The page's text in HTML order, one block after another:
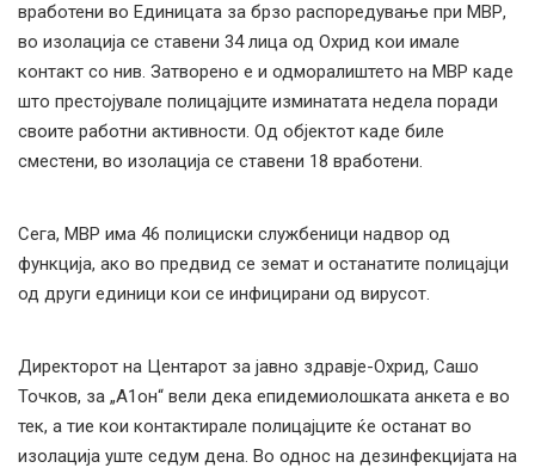
вработени во Единицата за брзо распоредување при МВР,
во изолација се ставени 34 лица од Охрид кои имале
контакт со нив. Затворено е и одморалиштето на МВР каде
што престојувале полицајците изминатата недела поради
своите работни активности. Од објектот каде биле
сместени, во изолација се ставени 18 вработени.
Сега, МВР има 46 полициски службеници надвор од
функција, ако во предвид се земат и останатите полицајци
од други единици кои се инфицирани од вирусот.
Директорот на Центарот за јавно здравје-Охрид, Сашо
Точков, за „А1он“ вели дека епидемиолошката анкета е во
тек, а тие кои контактирале полицајците ќе останат во
изолација уште седум дена. Во однос на дезинфекцијата на